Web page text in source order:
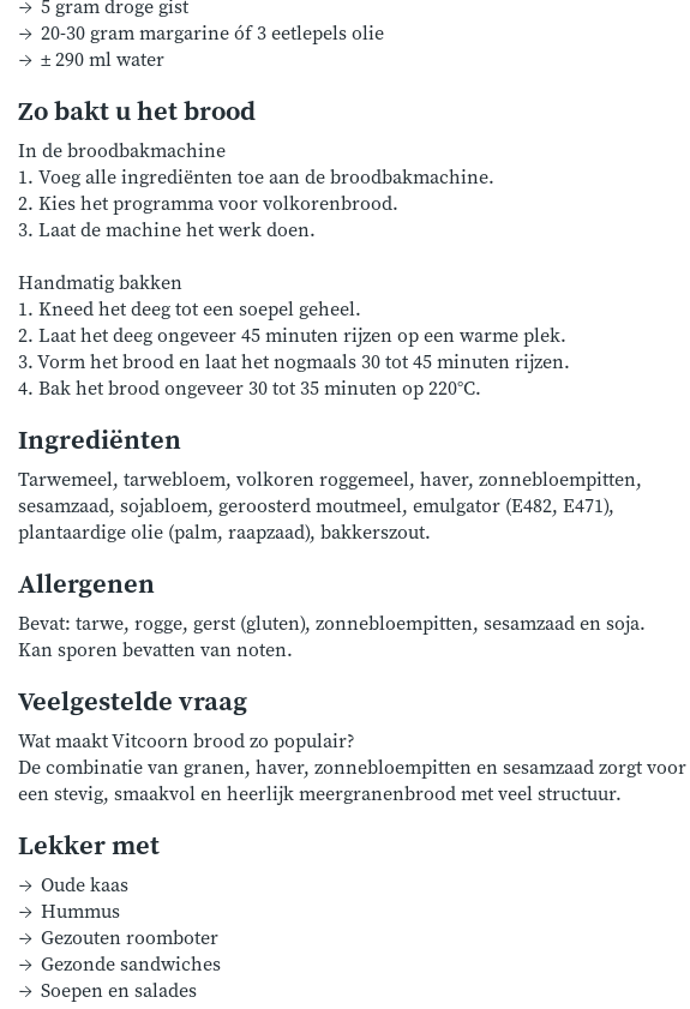
5 gram droge gist
20-30 gram margarine óf 3 eetlepels olie
± 290 ml water
Zo bakt u het brood
In de broodbakmachine
1. Voeg alle ingrediënten toe aan de broodbakmachine.
2. Kies het programma voor volkorenbrood.
3. Laat de machine het werk doen.
Handmatig bakken
1. Kneed het deeg tot een soepel geheel.
2. Laat het deeg ongeveer 45 minuten rijzen op een warme plek.
3. Vorm het brood en laat het nogmaals 30 tot 45 minuten rijzen.
4. Bak het brood ongeveer 30 tot 35 minuten op 220°C.
Ingrediënten
Tarwemeel, tarwebloem, volkoren roggemeel, haver, zonnebloempitten,
sesamzaad, sojabloem, geroosterd moutmeel, emulgator (E482, E471),
plantaardige olie (palm, raapzaad), bakkerszout.
Allergenen
Bevat: tarwe, rogge, gerst (gluten), zonnebloempitten, sesamzaad en soja.
Kan sporen bevatten van noten.
Veelgestelde vraag
Wat maakt Vitcoorn brood zo populair?
De combinatie van granen, haver, zonnebloempitten en sesamzaad zorgt voor
een stevig, smaakvol en heerlijk meergranenbrood met veel structuur.
Lekker met
Oude kaas
Hummus
Gezouten roomboter
Gezonde sandwiches
Soepen en salades